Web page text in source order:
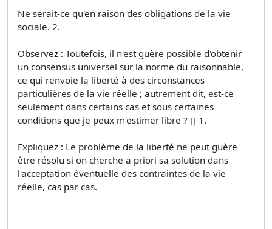
Ne serait-ce qu'en raison des obligations de la vie
sociale. 2.
Observez : Toutefois, il n'est guère possible d'obtenir
un consensus universel sur la norme du raisonnable,
ce qui renvoie la liberté à des circonstances
particulières de la vie réelle ; autrement dit, est-ce
seulement dans certains cas et sous certaines
conditions que je peux m'estimer libre ? [] 1.
Expliquez : Le problème de la liberté ne peut guère
être résolu si on cherche a priori sa solution dans
l'acceptation éventuelle des contraintes de la vie
réelle, cas par cas.